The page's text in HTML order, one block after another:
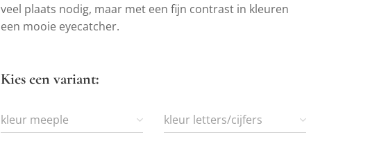
veel plaats nodig, maar met een fijn contrast in kleuren
een mooie eyecatcher.
Kies een variant:
kleur meeple kleur letters/cijfers